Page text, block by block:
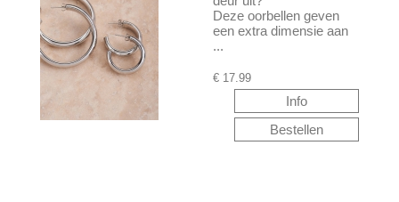
Deze oorbellen geven
een extra dimensie aan
...
€ 17.99